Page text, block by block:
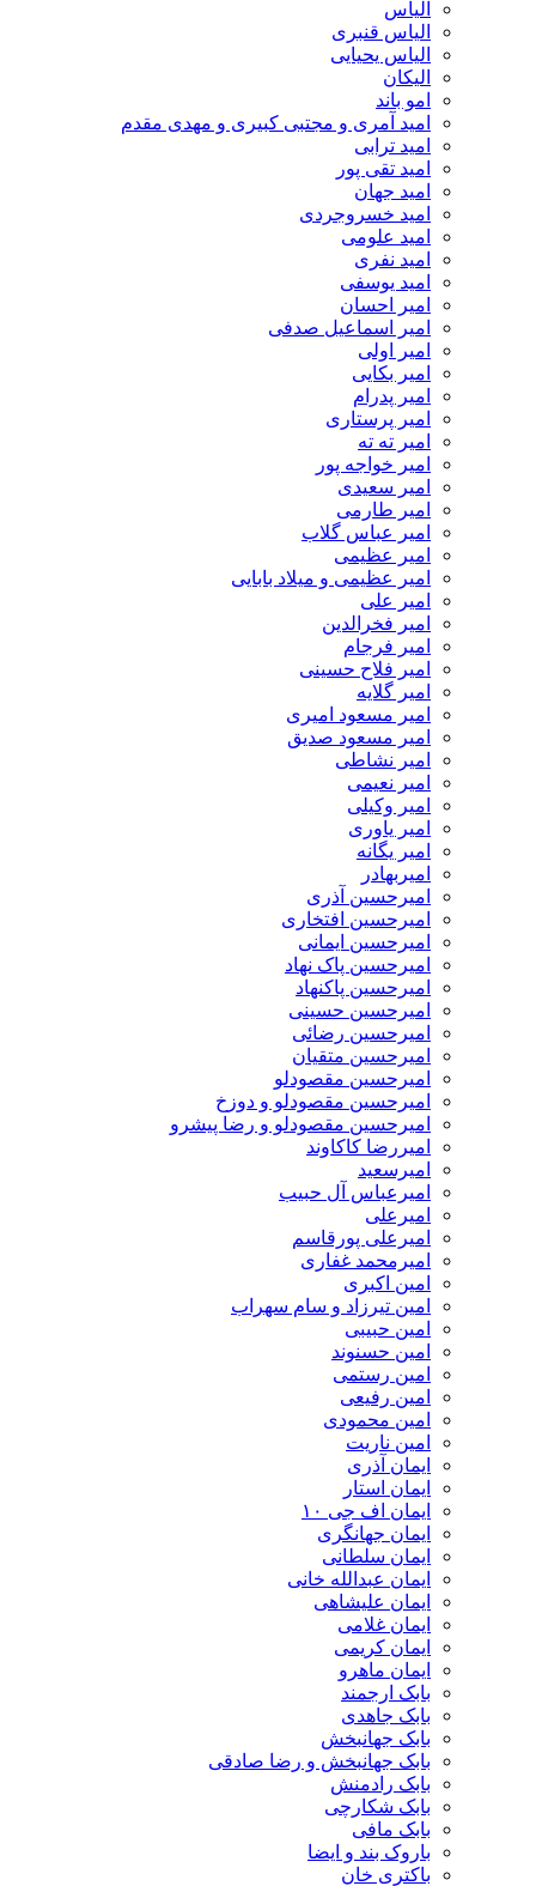
الیاس قنبرى
الیاس یحیایی
امو باند
امید آمری و مجتبی کبیری و مهدى مقدم
امید ترابی
امید تقی پور
امید جهان
امید خسروجردی
امید علومی
امید نفری
امید یوسفی
امیر احسان
امیر اسماعیل صدفی
امیر اولی
امیر بکایی
امیر پدرام
امیر پرستاری
امیر ته ته
امیر خواجه پور
امیر سعیدی
امیر طارمی
امیر عباس گلاب
امیر عظیمی
امیر عظیمی و میلاد بابایی
امیر علی
امیر فخرالدین
امیر فرجام
امیر فلاح حسینی
امیر گلایه
امیر مسعود امیری
امیر مسعود صدیق
امیر نشاطی
امیر نعیمی
امیر وکیلی
امیر یاوری
امیر یگانه
امیربهادر
امیرحسین آذری
امیرحسین افتخاری
امیرحسین ایمانی
امیرحسین پاک نهاد
امیرحسین پاکنهاد
امیرحسین حسینی
امیرحسین رضائی
امیرحسین متقیان
امیرحسین مقصودلو
امیرحسین مقصودلو و دوزخ
امیرحسین مقصودلو و رضا پیشرو
امیررضا کاکاوند
امیرسعید
امیرعباس آل حبیب
امیرعلی
امیرعلی پورقاسم
امیرمحمد غفاری
امین اکبری
امین تیرزاد و سام سهراب
امین حبیبی
امین حسنوند
امین رستمی
امین رفیعی
امین محمودی
امین ناریت
ایمان آذری
ایمان استار
ایمان اف جی ۱۰
ایمان جهانگری
ایمان سلطانی
ایمان عبدالله خانی
ایمان علیشاهی
ایمان غلامی
ایمان کریمی
ایمان ماهرو
بابک ارجمند
بابک جاهدی
بابک جهانبخش
بابک جهانبخش و رضا صادقی
بابک رادمنش
بابک شکارچی
بابک مافی
باروک بند و ایضا
باکتری خان